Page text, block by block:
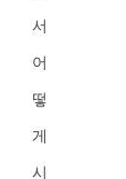
서
어
떻
게
시